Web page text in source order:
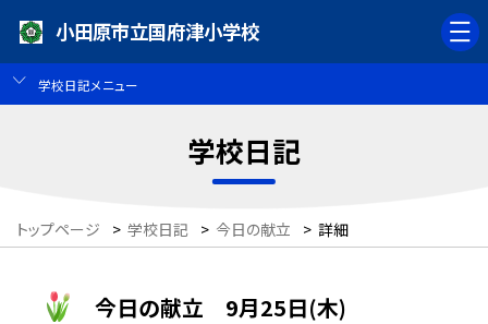
小田原市立国府津小学校
学校日記メニュー
学校日記
トップページ > 学校日記 > 今日の献立 > 詳細
今日の献立 9月25日(木)